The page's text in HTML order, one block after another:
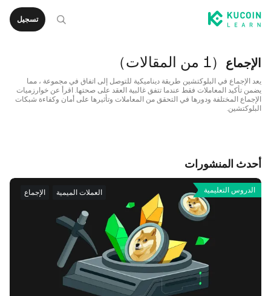
تسجيل
الإجماع （1 من المقالات ）
يعد الإجماع في البلوكتشين طريقة ديناميكية للتوصل إلى اتفاق في مجموعة ، مما
يضمن تأكيد المعاملات فقط عندما تتفق غالبية العقد على صحتها. اقرأ عن خوارزميات
الإجماع المختلفة ودورها في التحقق من المعاملات وتأثيرها على أمان وكفاءة شبكات
البلوكتشين.
أحدث المنشورات
العملات الميمية الإجماع الدروس التعليمية